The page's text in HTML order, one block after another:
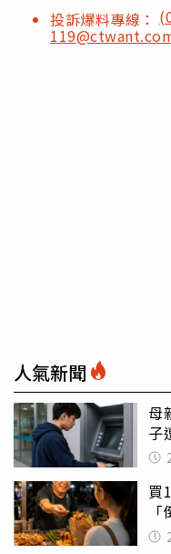
投訴爆料專線：
人氣新聞
母
子
罪
買
灣